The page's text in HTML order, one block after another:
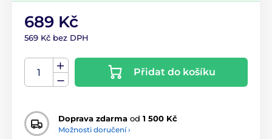
689 Kč
569 Kč bez DPH
Přidat do košíku
Doprava zdarma od 1 500 Kč
Možnosti doručení ›